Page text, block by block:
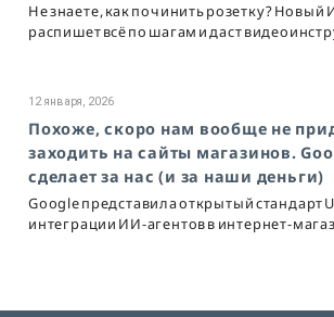
Не знаете, как починить розетку?
распишет всё по шагам и даст
12 января, 2026
Похоже, скоро нам вообще не
заходить на сайты магазинов.
сделает за нас (и за наши деньги)
Google представила открытый стандарт
интеграции ИИ-агентов в интернет-